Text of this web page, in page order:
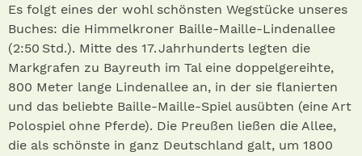
Es folgt eines der wohl schönsten Wegstücke unseres
Buches: die Himmelkroner Baille-Maille-Lindenallee
(2:50 Std.). Mitte des 17. Jahrhunderts legten die
Markgrafen zu Bayreuth im Tal eine doppelgereihte,
800 Meter lange Lindenallee an, in der sie flanierten
und das beliebte Baille-Maille-Spiel ausübten (eine Art
Polospiel ohne Pferde). Die Preußen ließen die Allee,
die als schönste in ganz Deutschland galt, um 1800